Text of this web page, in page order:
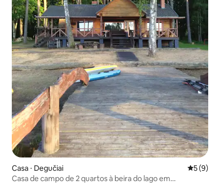
Casa ⋅ Degučiai 5 de
5 (9)
Casa de campo de 2 quartos à beira do lago em